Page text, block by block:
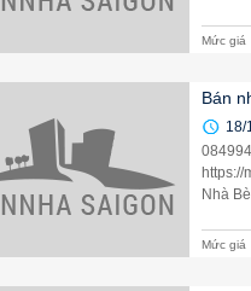
Mức giá
Bán
18/
Nhà
Mức giá